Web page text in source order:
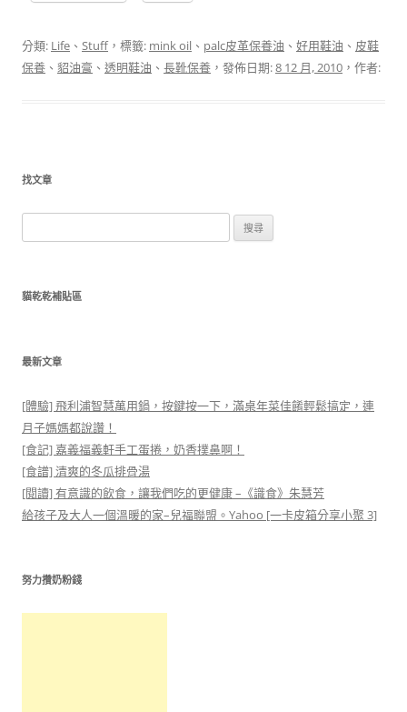
分類: Life 、 Stuff，標籤: mink oil 、 palc皮革保養油 、 好用鞋油 、 皮鞋
保養 、 貂油膏 、 透明鞋油 、 長靴保養 ，發佈日期:8 12 月, 2010 ，作者:
找文章
尋
鍵
貓乾乾補貼區
最新文章
[體驗] 飛利浦智慧萬用鍋，按鍵按一下，滿桌年菜佳餚輕鬆搞定，連
月子媽媽都說讚！
[食記] 嘉義福義軒手工蛋捲，奶香撲鼻啊！
[食譜] 清爽的冬瓜排骨湯
[閱讀] 有意識的飲食，讓我們吃的更健康 –《識食》朱慧芳
給孩子及大人一個溫暖的家–兒福聯盟。Yahoo [一卡皮箱分享小聚 3]
努力攢奶粉錢